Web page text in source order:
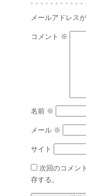
メールアドレス
コメント ※
名前 ※
メール ※
サイト
次回のコメン
存する。